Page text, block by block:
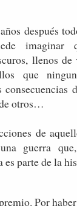
después
imaginar
llenos de
que
consecuencias
otros…
de
guerra
es parte de la
Por